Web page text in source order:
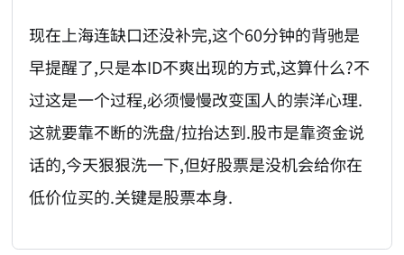
现在上海连缺口还没补完,这个60分钟的背驰是
早提醒了,只是本ID不爽出现的方式,这算什么?不
过这是一个过程,必须慢慢改变国人的崇洋心理.
这就要靠不断的洗盘/拉抬达到.股市是靠资金说
话的,今天狠狠洗一下,但好股票是没机会给你在
低价位买的.关键是股票本身.